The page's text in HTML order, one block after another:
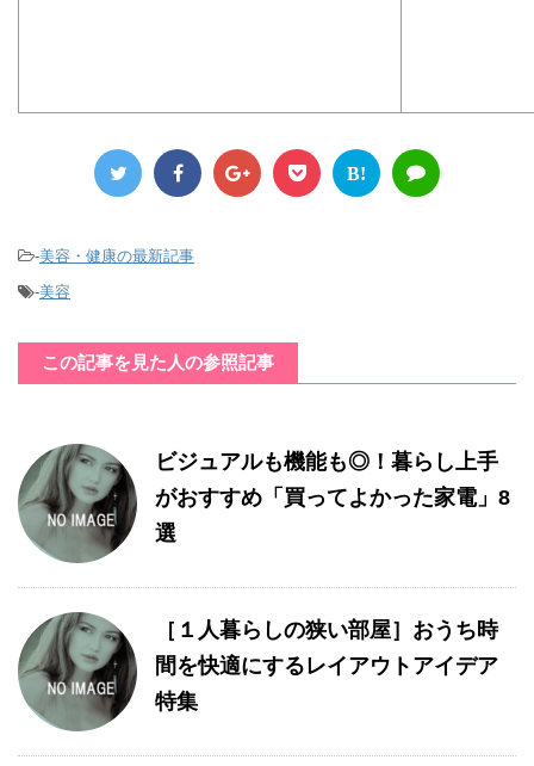
B!
-美容・健康の最新記事
-美容
この記事を見た人の参照記事
ビジュアルも機能も◎！暮らし上手
がおすすめ「買ってよかった家電」8
選
［１人暮らしの狭い部屋］おうち時
間を快適にするレイアウトアイデア
特集